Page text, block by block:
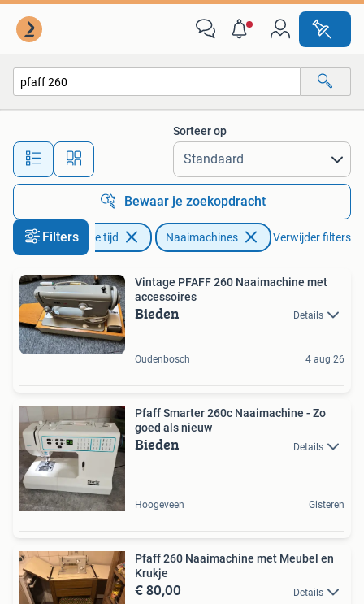
Alle afstanden…
Sorteer op
Bewaar je zoekopdracht
Filters
Hobby en Vrije tijd Naaimachines Verwijder filters
Vintage PFAFF 260 Naaimachine met
accessoires
Bieden Details
Oudenbosch 4 aug 26
Pfaff Smarter 260c Naaimachine - Zo
goed als nieuw
Bieden Details
Hoogeveen Gisteren
Pfaff 260 Naaimachine met Meubel en
Krukje
€ 80,00 Details